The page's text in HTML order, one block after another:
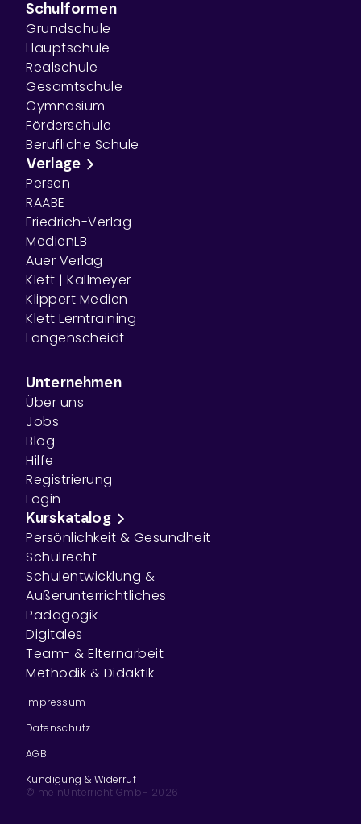
Schulformen
Grundschule
Hauptschule
Realschule
Gesamtschule
Gymnasium
Förderschule
Berufliche Schule
Verlage
Persen
RAABE
Friedrich-Verlag
MedienLB
Auer Verlag
Klett | Kallmeyer
Klippert Medien
Klett Lerntraining
Langenscheidt
Unternehmen
Über uns
Jobs
Blog
Hilfe
Registrierung
Login
Kurskatalog
Persönlichkeit & Gesundheit
Schulrecht
Schulentwicklung &
Außerunterrichtliches
Pädagogik
Digitales
Team- & Elternarbeit
Methodik & Didaktik
© meinUnterricht GmbH 2026
Impressum
Datenschutz
AGB
Kündigung & Widerruf